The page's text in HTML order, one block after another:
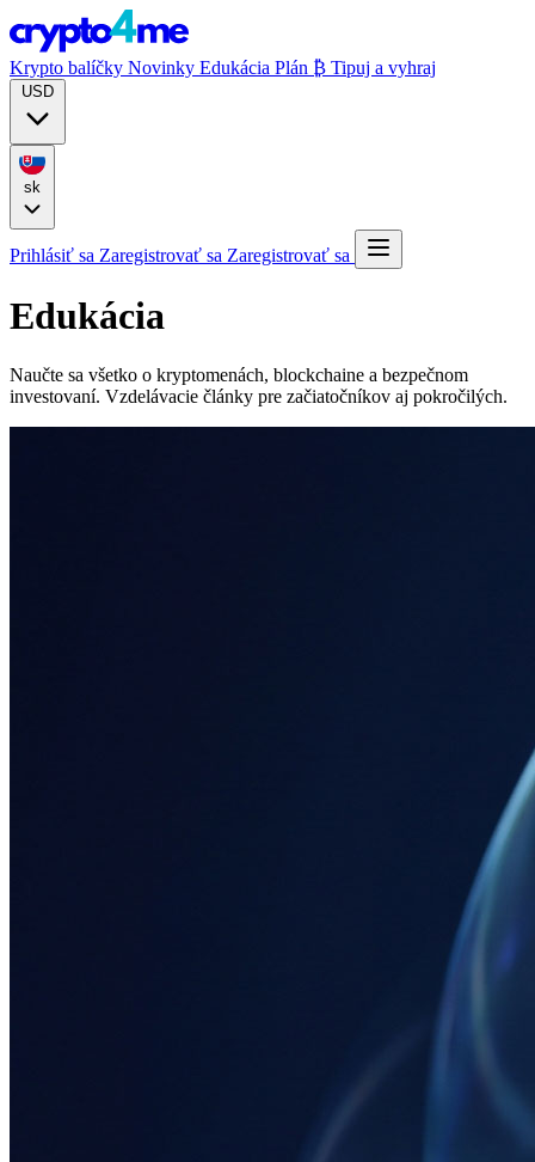
Krypto balíčky Novinky Edukácia Plán ₿ Tipuj a vyhraj
Prihlásiť sa Zaregistrovať sa Zaregistrovať sa
Edukácia
Naučte sa všetko o kryptomenách, blockchaine a bezpečnom
investovaní. Vzdelávacie články pre začiatočníkov aj pokročilých.